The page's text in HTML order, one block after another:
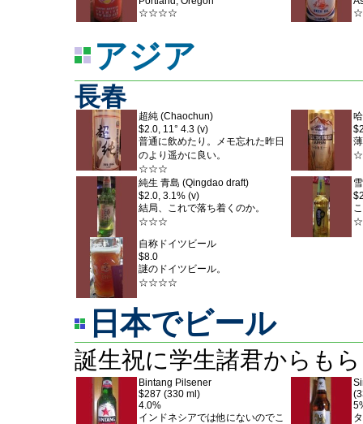
☆☆☆☆
アジア
長春
超純 (Chaochun)
$2.0, 11° 4.3 (v)
普通に飲めたり。メモ忘れた昨日
のより遥かに良い。
☆☆☆
☆
純生 青島 (Qingdao draft)
$2.0, 3.1% (v)
結局、これで落ち着くのか。
☆☆☆
自称ドイツビール
$8.0
謎のドイツビール。
☆☆☆☆
日本でビール
誕生祝に学生諸君からも
Bintang Pilsener
$287 (330 ml)
4.0%
インドネシアでは他にないのでこ